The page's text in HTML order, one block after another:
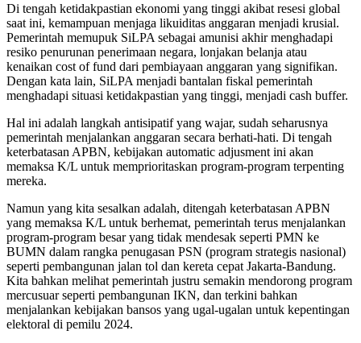
Di tengah ketidakpastian ekonomi yang tinggi akibat resesi global
saat ini, kemampuan menjaga likuiditas anggaran menjadi krusial.
Pemerintah memupuk SiLPA sebagai amunisi akhir menghadapi
resiko penurunan penerimaan negara, lonjakan belanja atau
kenaikan cost of fund dari pembiayaan anggaran yang signifikan.
Dengan kata lain, SiLPA menjadi bantalan fiskal pemerintah
menghadapi situasi ketidakpastian yang tinggi, menjadi cash buffer.
Hal ini adalah langkah antisipatif yang wajar, sudah seharusnya
pemerintah menjalankan anggaran secara berhati-hati. Di tengah
keterbatasan APBN, kebijakan automatic adjusment ini akan
memaksa K/L untuk memprioritaskan program-program terpenting
mereka.
Namun yang kita sesalkan adalah, ditengah keterbatasan APBN
yang memaksa K/L untuk berhemat, pemerintah terus menjalankan
program-program besar yang tidak mendesak seperti PMN ke
BUMN dalam rangka penugasan PSN (program strategis nasional)
seperti pembangunan jalan tol dan kereta cepat Jakarta-Bandung.
Kita bahkan melihat pemerintah justru semakin mendorong program
mercusuar seperti pembangunan IKN, dan terkini bahkan
menjalankan kebijakan bansos yang ugal-ugalan untuk kepentingan
elektoral di pemilu 2024.